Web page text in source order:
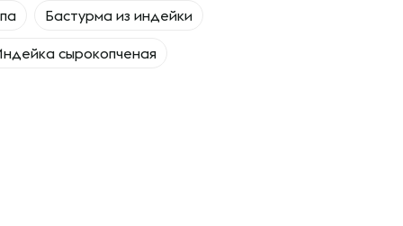
Бастурма из индейки
сырокопченая